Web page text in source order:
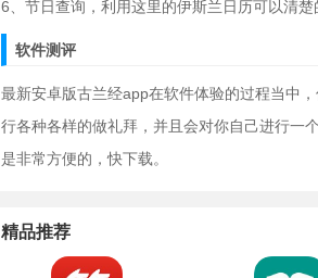
6、节日查询，利用这里的伊斯兰日历可以清楚
软件测评
最新安卓版古兰经app在软件体验的过程当中
行各种各样的做礼拜，并且会对你自己进行一
是非常方便的，快下载。
精品推荐